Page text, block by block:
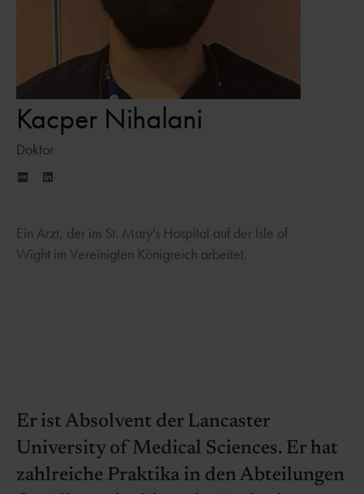
Kacper Nihalani
Doktor
Ein Arzt, der im St. Mary's Hospital auf der Isle of
Wight im Vereinigten Königreich arbeitet.
Er ist Absolvent der Lancaster
University of Medical Sciences. Er hat
zahlreiche Praktika in den Abteilungen